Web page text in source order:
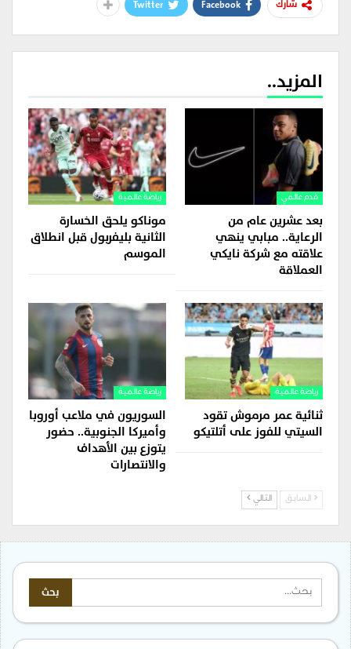
شارك Facebook
Twitter
المزيد..
قدم عالمي
بعد عشرين عام من
الرعاية.. مبابي ينهي
علاقته مع شركة نايكي
العملاقة
رياضة عالمية
موناكو يلحق الخسارة
الثانية بليفربول قبل انطلاق
الموسم
رياضة عالمية
ثنائية عمر مرموش تقود
السيتي للفوز على أتلتيكو
رياضة عالمية
السوريون في ملاعب أوروبا
وأميركا الجنوبية.. حضور
يتوزع بين الأهداف
والانتصارات
السابق التالي